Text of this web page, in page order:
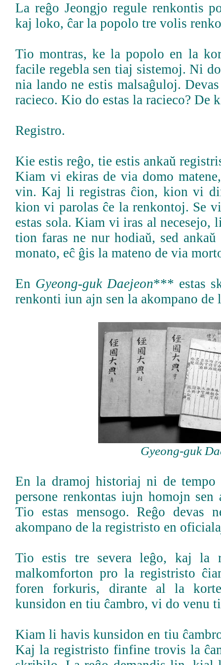
La reĝo Jeongjo regule renkontis
kaj loko, ĉar la popolo tre volis
Tio montras, ke la popolo en la
facile regebla sen tiaj sistemoj. Ni
nia lando ne estis malsaĝuloj.
racieco. Kio do estas la racieco? De
Registro.
Kie estis reĝo, tie estis ankaŭ
Kiam vi ekiras de via domo
vin. Kaj li registras ĉion, kion vi
kion vi parolas ĉe la renkontoj. Se
estas sola. Kiam vi iras al
tion faras ne nur hodiaŭ, sed
monato, eĉ ĝis la mateno de via
En Gyeong-guk Daejeon*** estas
renkonti iun ajn sen la akompano de
Gyeong-guk
En la dramoj historiaj ni de
persone renkontas iujn homojn
Tio estas mensogo. Reĝo devas
akompano de la registristo en
Tio estis tre severa leĝo, kaj la
malkomforton pro la registristo
foren forkuris, dirante al la
kunsidon en tiu ĉambro, vi do venu
Kiam li havis kunsidon en tiu
Kaj la registristo finfine trovis la